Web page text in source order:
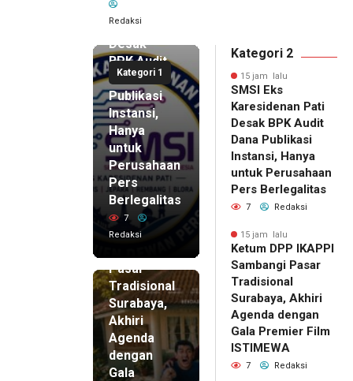
Redaksi
Kategori 1
Karesidenan
Pati
Desak
BPK Audit
Dana
Publikasi
Instansi,
Hanya
untuk
Perusahaan
Pers
Berlegalitas
7
Redaksi
15 jam lalu
Ketum
DPP
IKAPPI
Pasar
Tradisional
Surabaya,
Akhiri
Agenda
dengan
Gala
Kategori 2
15 jam lalu
SMSI Eks
Karesidenan Pati
Desak BPK Audit
Dana Publikasi
Instansi, Hanya
untuk Perusahaan
Pers Berlegalitas
7 Redaksi
15 jam lalu
Ketum DPP IKAPPI
Sambangi Pasar
Tradisional
Surabaya, Akhiri
Agenda dengan
Gala Premier Film
ISTIMEWA
7 Redaksi